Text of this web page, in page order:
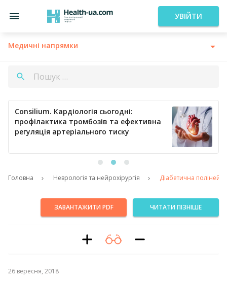
УВІЙТИ
Медичні напрямки
Consilium. Кардіологія сьогодні:
профілактика тромбозів та ефективна
регуляція артеріального тиску
Головна Неврологія та нейрохірургія Діабетична
ЗАВАНТАЖИТИ PDF ЧИТАТИ ПІЗНІШЕ
26 вересня, 2018